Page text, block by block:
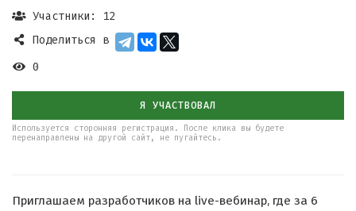
Участники: 12
Поделиться в
0
Я УЧАСТВОВАЛ
Используется сторонняя регистрация. После клика вы будете
перенаправлены на другой сайт, не пугайтесь.
Приглашаем разработчиков на live-вебинар, где за 6